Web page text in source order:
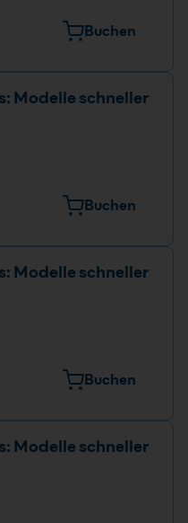
Buchen
Modelle schneller
Buchen
Modelle schneller
Buchen
Modelle schneller